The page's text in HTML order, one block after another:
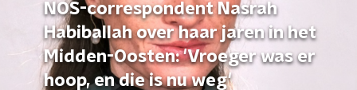
NOS-correspondent Nasrah
Habiballah over haar jaren in het
Midden-Oosten: 'Vroeger was er
hoop, en die is nu weg'